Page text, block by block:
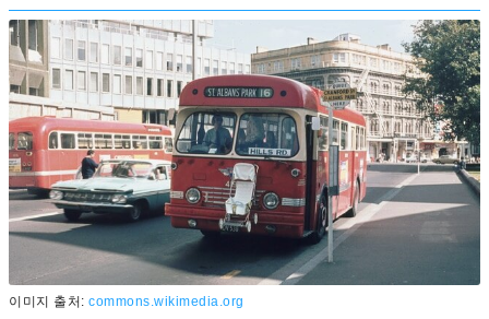
이미지 출처: commons.wikimedia.org